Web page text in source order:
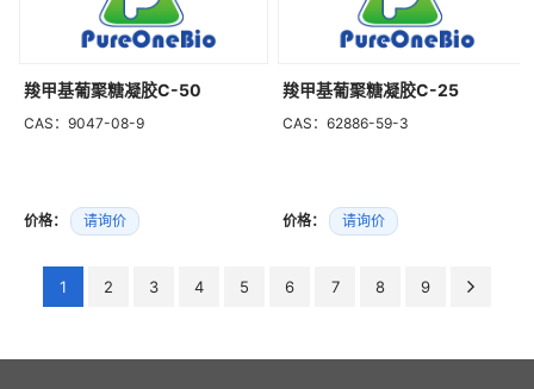
羧甲基葡聚糖凝胶C-50
CAS：9047-08-9
价格： 请询价
羧甲基葡聚糖凝胶C-25
CAS：62886-59-3
价格： 请询价
1 2 3 4 5 6 7 8 9